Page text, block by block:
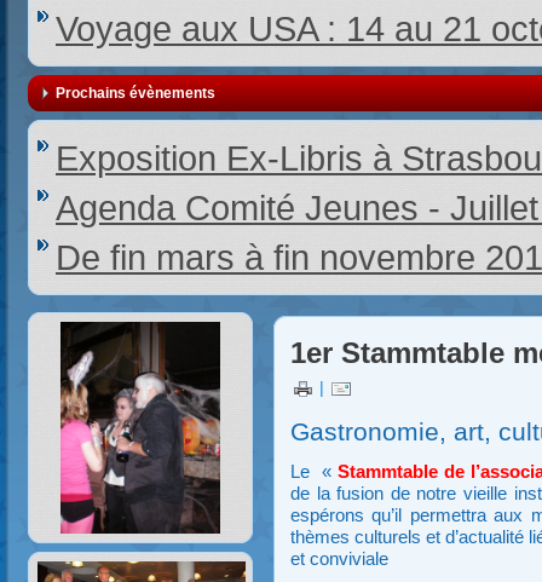
Voyage aux USA : 14 au 21
Prochains évènements
Exposition Ex-Libris à
Agenda Comité Jeunes -
De fin mars à fin novembre
1er Stammtable
|
Gastronomie, art,
Le « Stammtable de
de la fusion de notre vieille
espérons qu’il permettra aux
thèmes culturels et d’actualité
et conviviale